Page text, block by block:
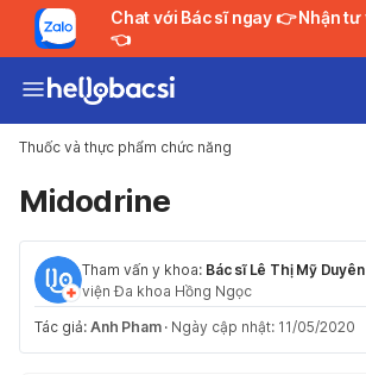
Chat với Bác sĩ ngay 👉 Nhận tư vấn MIỄN PHÍ
👈
Thuốc và thực phẩm chức năng
Midodrine
Tham vấn y khoa: Bác sĩ Lê Thị Mỹ Duyên
viện Đa khoa Hồng Ngọc
Tác giả: Anh Pham · Ngày cập nhật: 11/05/2020